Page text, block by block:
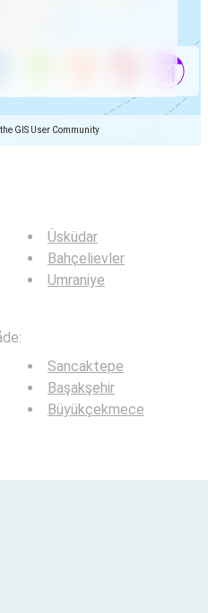
GIS User Community
Üsküdar
Bahçelievler
Umraniye
Sancaktepe
Başakşehir
Büyükçekmece